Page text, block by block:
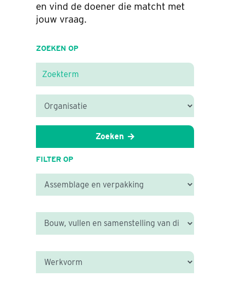
en vind de doener die matcht met
jouw vraag.
ZOEKEN OP
Zoeken
FILTER OP